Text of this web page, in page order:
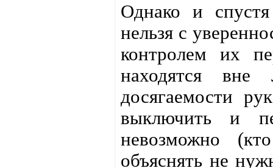
Однако и
нельзя с
контролем их
находятся
досягаемости
выключить и
невозможно
объяснять не